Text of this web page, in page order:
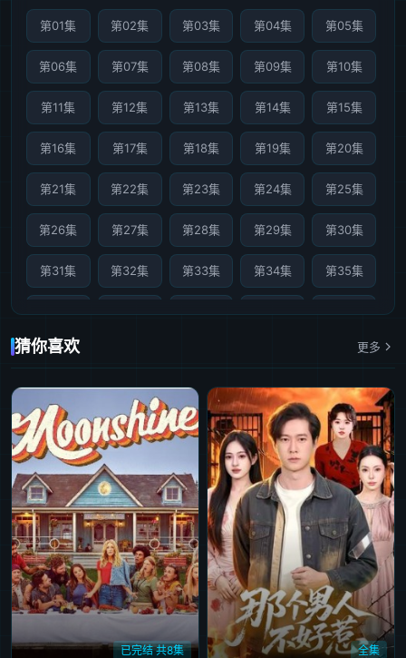
第01集 第02集 第03集 第04集 第05集
第06集 第07集 第08集 第09集 第10集
第11集 第12集 第13集 第14集 第15集
第16集 第17集 第18集 第19集 第20集
第21集 第22集 第23集 第24集 第25集
第26集 第27集 第28集 第29集 第30集
第31集 第32集 第33集 第34集 第35集
第41集 第45集
第46集 第47集 第48集 第49集 第50集
第51集 第52集 第53集 第54集 第55集
第56集 第57集 第58集 第59集 第60集
第61集 第62集 第63集 第64集 第65集
第66集 第67集 第68集 第69集 第70集
第71集 第72集 第73集 第74集 第75集
第76集 第77集 第78集 第79集 第80集
猜你喜欢 更多
已完结 共8集 全集